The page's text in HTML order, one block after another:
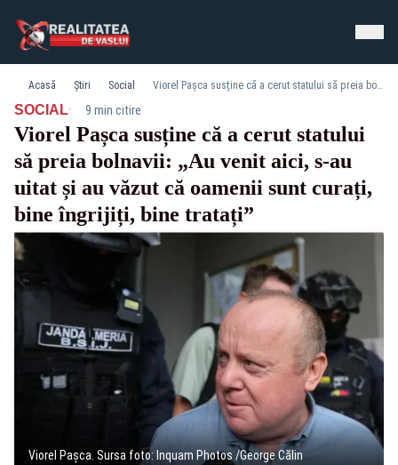
Acasă Știri Social Viorel Pașca susține că a cerut statului să preia bolnavii: „Au venit aici, s-au uitat și au văzut că oamenii sunt curați, bine îngrijiți, bine tratați”
SOCIAL· 9 min citire
Viorel Pașca susține că a cerut statului
să preia bolnavii: „Au venit aici, s-au
uitat și au văzut că oamenii sunt curați,
bine îngrijiți, bine tratați”
Viorel Pașca. Sursa foto: Inquam Photos /George Călin